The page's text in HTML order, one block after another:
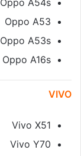
Oppo A53
Oppo A53s
Oppo A16s
VIVO
Vivo X51
Vivo Y70